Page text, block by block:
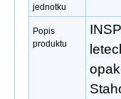
jednotku
Popis
produktu